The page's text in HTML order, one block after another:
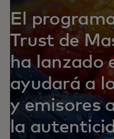
El
Trust de
ha lanzado
ayudará a
y emisores
la